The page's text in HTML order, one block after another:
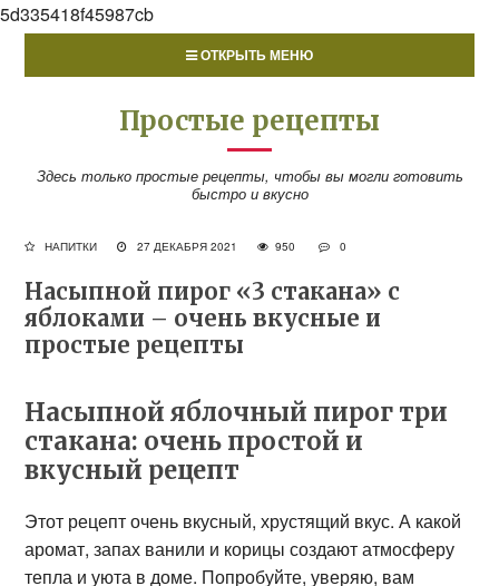
5d335418f45987cb
ОТКРЫТЬ МЕНЮ
Простые рецепты
Здесь только простые рецепты, чтобы вы могли готовить
быстро и вкусно
НАПИТКИ 27 ДЕКАБРЯ 2021 950 0
Насыпной пирог «3 стакана» с
яблоками – очень вкусные и
простые рецепты
Насыпной яблочный пирог три
стакана: очень простой и
вкусный рецепт
Этот рецепт очень вкусный, хрустящий вкус. А какой
аромат, запах ванили и корицы создают атмосферу
тепла и уюта в доме. Попробуйте, уверяю, вам